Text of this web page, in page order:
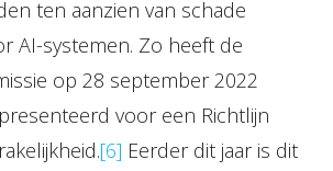
ten aanzien van schade
AI-systemen. Zo heeft de
op 28 september 2022
voor een Richtlijn
[6] Eerder dit jaar is dit